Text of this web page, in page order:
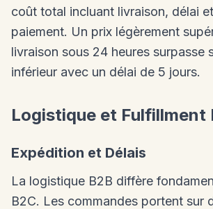
coût total incluant livraison, délai
paiement. Un prix légèrement
livraison sous 24 heures surpasse
inférieur avec un délai de 5 jours.
Logistique et Fulfillment
Expédition et Délais
La logistique B2B diffère
B2C. Les commandes portent sur